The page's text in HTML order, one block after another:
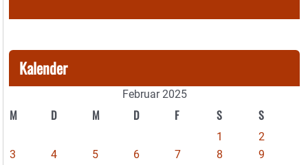
Kalender
Februar 2025
M D M D F S S
1
2
3
4 5 6 7 8
9